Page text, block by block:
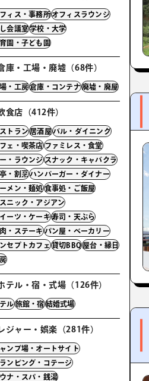
ィス・事務所オフィスラウンジ
会議室学校・大学
園・子ども園
庫・工場・廃墟（68件）
・工房倉庫・コンテナ廃墟・廃屋
食店（412件）
トラン居酒屋バル・ダイニング
ェ・喫茶店ファミレス・食堂
・ラウンジスナック・キャバクラ
・割烹ハンバーガー・ダイナー
メン・麺処食事処・ご飯屋
ニック・アジアン
ーツ・ケーキ寿司・天ぷら
・ステーキパン屋・ベーカリー
セプトカフェ貸切BBQ屋台・縁日
テル・宿・式場（126件）
ル旅館・宿結婚式場
ジャー・娯楽（281件）
ンプ場・オートサイト
ンピング・コテージ
ナ・スパ・銭湯